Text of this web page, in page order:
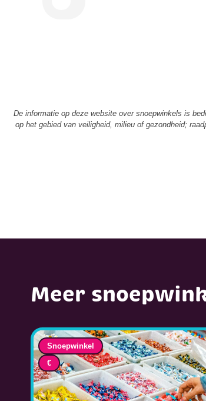
De informatie op deze website over snoepwinkels is
op het gebied van veiligheid, milieu of gezondheid;
Meer
Snoepwinkel
€